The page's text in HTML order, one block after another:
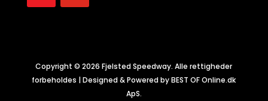
Copyright © 2026 Fjelsted Speedway. Alle rettigheder
forbeholdes | Designed & Powered by BEST OF Online.dk
ApS.